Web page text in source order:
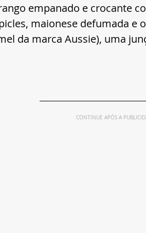
empanado e crocante
maionese defumada e
da marca Aussie), uma
CONTINUE APÓS A